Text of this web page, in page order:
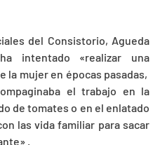
del Consistorio, Agueda
intentado «realizar una
la mujer en épocas pasadas,
el trabajo en la
de tomates o en el enlatado
las vida familiar para sacar
.